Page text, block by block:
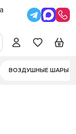
ВОЗДУШНЫЕ ШАРЫ
Цветы в составе